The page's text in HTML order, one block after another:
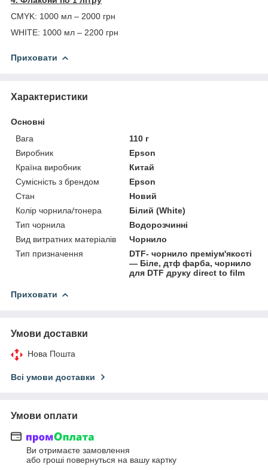
CMYK: 1000 мл – 2000 грн
WHITE: 1000 мл – 2200 грн
Приховати
Характеристики
Основні
Вага
110 г
Виробник
Epson
Країна виробник
Китай
Сумісність з брендом
Epson
Стан
Новий
Колір чорнила/тонера
Білий (White)
Тип чорнила
Водорозчинні
Вид витратних матеріалів
Чорнило
Тип призначення
DTF- чорнило преміум'якості
— Біле, дтф фарба, чорнило
для DTF друку direct to film
Приховати
Умови доставки
Нова Пошта
Всі умови доставки
Умови оплати
Ви отримаєте замовлення
або гроші повернуться на вашу картку